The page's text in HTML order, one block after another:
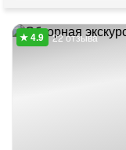
22 отзыва